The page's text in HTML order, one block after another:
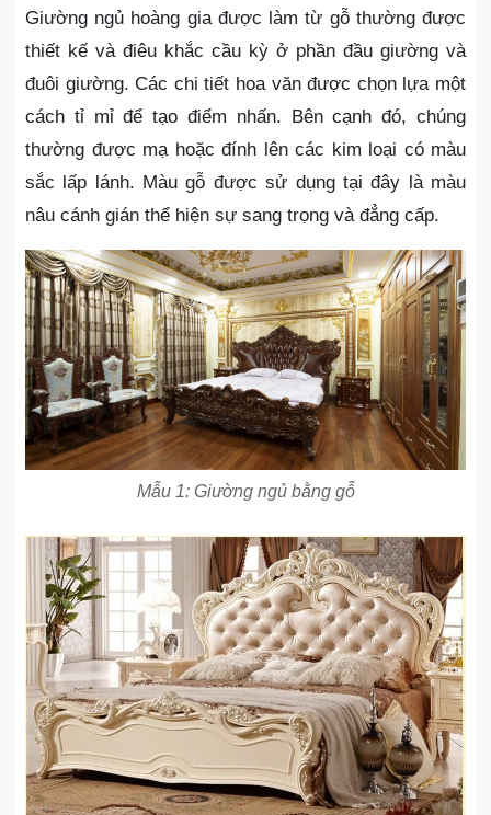
Giường ngủ hoàng gia được làm từ gỗ thường được
thiết kế và điêu khắc cầu kỳ ở phần đầu giường và
đuôi giường. Các chi tiết hoa văn được chọn lựa một
cách tỉ mỉ để tạo điểm nhấn. Bên cạnh đó, chúng
thường được mạ hoặc đính lên các kim loại có màu
sắc lấp lánh. Màu gỗ được sử dụng tại đây là màu
nâu cánh gián thể hiện sự sang trọng và đẳng cấp.
Mẫu 1: Giường ngủ bằng gỗ